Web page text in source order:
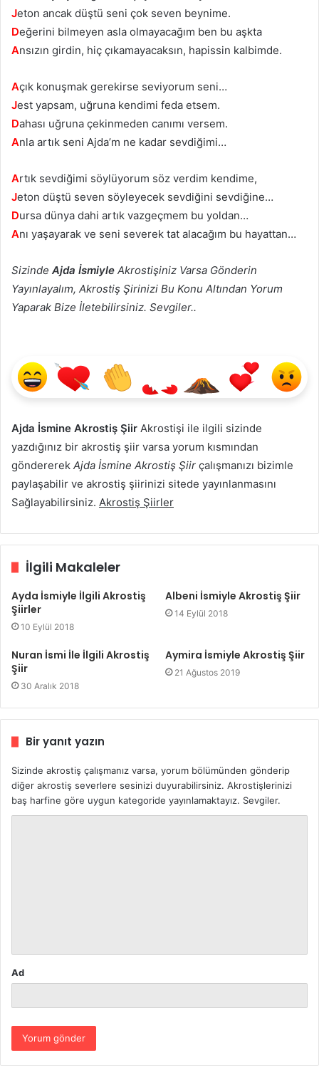
Jeton ancak düştü seni çok seven beynime.
Değerini bilmeyen asla olmayacağım ben bu aşkta
Ansızın girdin, hiç çıkamayacaksın, hapissin kalbimde.
Açık konuşmak gerekirse seviyorum seni…
Jest yapsam, uğruna kendimi feda etsem.
Dahası uğruna çekinmeden canımı versem.
Anla artık seni Ajda’m ne kadar sevdiğimi…
Artık sevdiğimi söylüyorum söz verdim kendime,
Jeton düştü seven söyleyecek sevdiğini sevdiğine…
Dursa dünya dahi artık vazgeçmem bu yoldan…
Anı yaşayarak ve seni severek tat alacağım bu hayattan…
Sizinde Ajda İsmiyle Akrostişiniz Varsa Gönderin
Yayınlayalım, Akrostiş Şirinizi Bu Konu Altından Yorum
Yaparak Bize İletebilirsiniz. Sevgiler..
Ajda İsmine Akrostiş Şiir Akrostişi ile ilgili sizinde
yazdığınız bir akrostiş şiir varsa yorum kısmından
göndererek Ajda İsmine Akrostiş Şiir çalışmanızı bizimle
paylaşabilir ve akrostiş şiirinizi sitede yayınlanmasını
Sağlayabilirsiniz. Akrostiş Şiirler
İlgili Makaleler
Ayda İsmiyle İlgili Akrostiş
Şiirler
10 Eylül 2018
Albeni İsmiyle Akrostiş Şiir
14 Eylül 2018
Nuran İsmi İle İlgili Akrostiş
Şiir
30 Aralık 2018
Aymira İsmiyle Akrostiş Şiir
21 Ağustos 2019
Bir yanıt yazın
Sizinde akrostiş çalışmanız varsa, yorum bölümünden gönderip
diğer akrostiş severlere sesinizi duyurabilirsiniz. Akrostişlerinizi
baş harfine göre uygun kategoride yayınlamaktayız. Sevgiler.
Ad